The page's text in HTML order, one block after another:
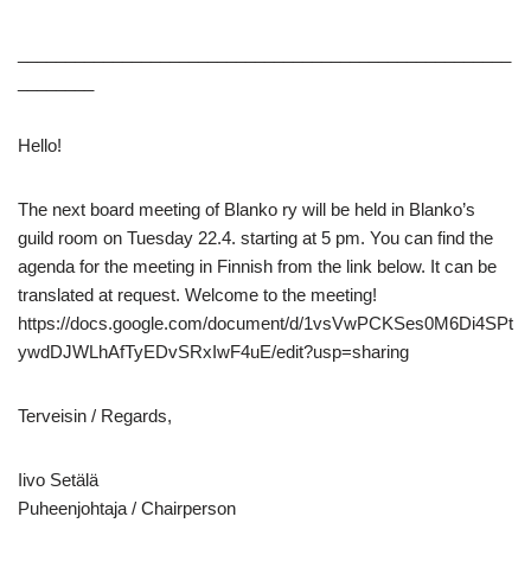
Hello!
The next board meeting of Blanko ry will be held in Blanko’s
guild room on Tuesday 22.4. starting at 5 pm. You can find the
agenda for the meeting in Finnish from the link below. It can be
translated at request. Welcome to the meeting!
https://docs.google.com/document/d/1vsVwPCKSes0M6Di4SPt
ywdDJWLhAfTyEDvSRxIwF4uE/edit?usp=sharing
Terveisin / Regards,
Iivo Setälä
Puheenjohtaja / Chairperson